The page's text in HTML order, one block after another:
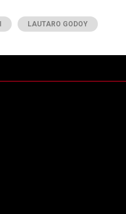
LAUTARO GODOY